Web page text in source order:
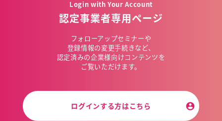
Login with Your Account
認定事業者専用ページ
フォローアップセミナーや
登録情報の変更手続きなど、
認定済みの企業様向けコンテンツを
ご覧いただけます。
ログインする方はこちら